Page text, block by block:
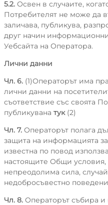
5.2. Освен в случаите,
Потребителят не може да
заличава, публикува,
друг начин
Уебсайта на Оператора.
Лични данни
Чл. 6. (1)Операторът има
лични данни на
съответствие със своята
публикувана тук (2)
Чл. 7. Операторът полага
защита на информацията
известна по повод
настоящите Общи условия,
непреодолима сила,
недобросъвестно
Чл. 8. Операторът събира